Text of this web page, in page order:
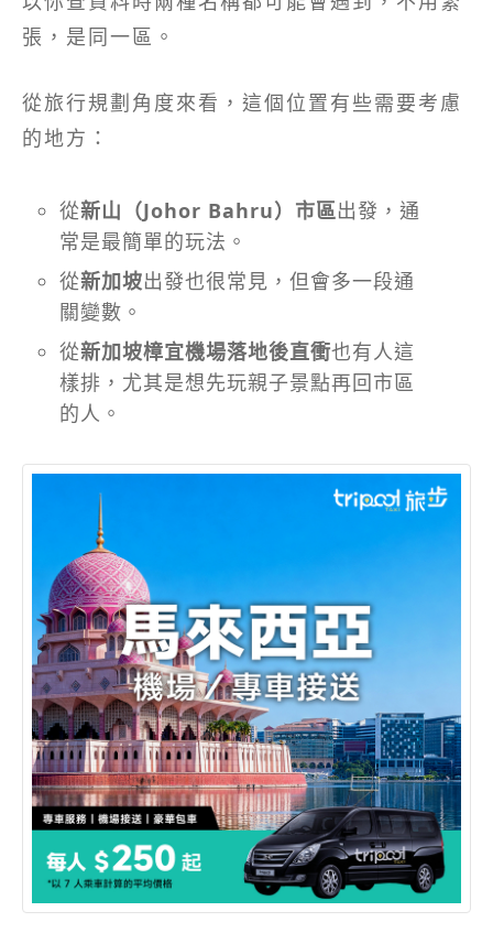
張，是同一區。
從旅行規劃角度來看，這個位置有些需要考慮
的地方：
從新山（Johor Bahru）市區出發，通
常是最簡單的玩法。
從新加坡出發也很常見，但會多一段通
關變數。
從新加坡樟宜機場落地後直衝也有人這
樣排，尤其是想先玩親子景點再回市區
的人。